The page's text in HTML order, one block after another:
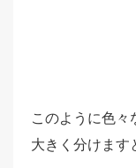
このように色々
大きく分けます